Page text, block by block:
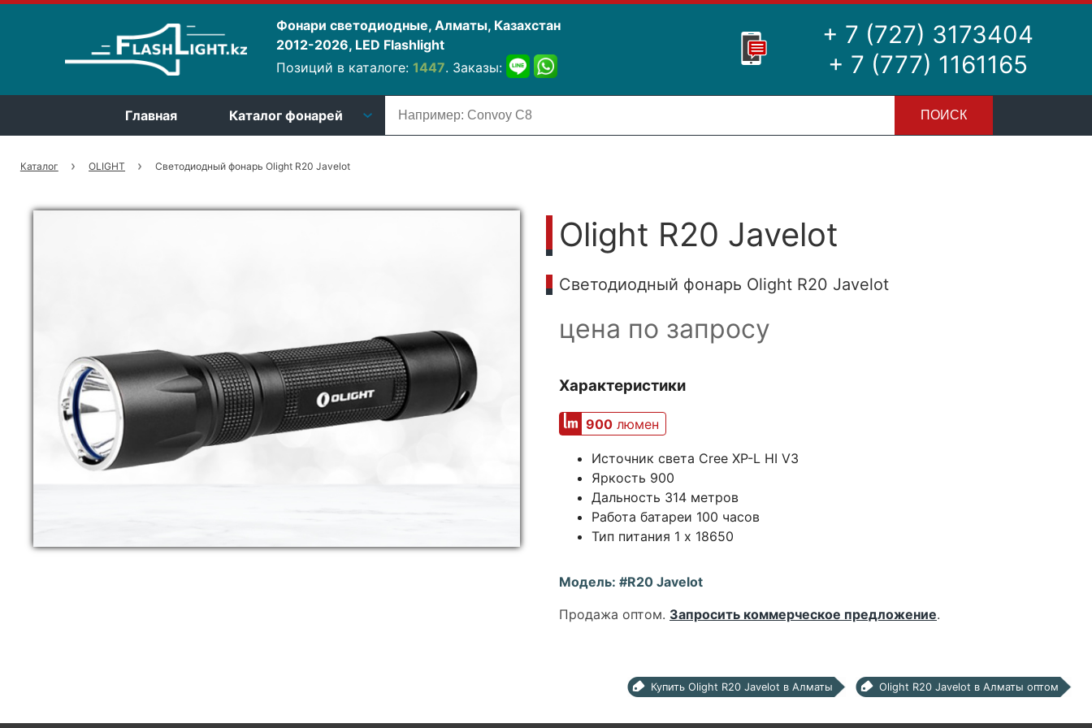
Фонари светодиодные, Алматы, Казахстан
2012-2026, LED Flashlight
Позиций в каталоге: 1447. Заказы:
+ 7 (727) 3173404
+ 7 (777) 1161165
Главная Каталог фонарей ПОИСК
Каталог OLIGHT Cветодиодный фонарь Olight R20 Javelot
Olight R20 Javelot
Cветодиодный фонарь Olight R20 Javelot
цена по запросу
Характеристики
900 люмен
Источник света Cree XP-L HI V3
Яркость 900
Дальность 314 метров
Работа батареи 100 часов
Тип питания 1 x 18650
Модель: #R20 Javelot
Продажа оптом. Запросить коммерческое предложение.
Купить Olight R20 Javelot в Алматы Olight R20 Javelot в Алматы оптом